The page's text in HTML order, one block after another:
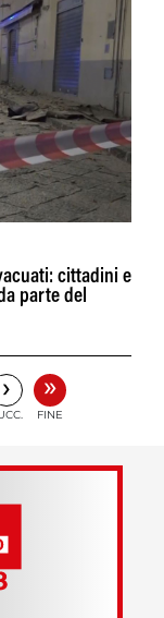
cittadini e
parte del
› »
FINE